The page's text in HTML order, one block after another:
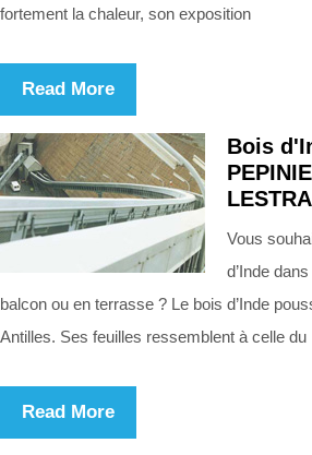
fortement la chaleur, son exposition
Read More
Bois
Vous
d’Inde
balcon ou en terrasse ? Le bois d’Inde
Antilles. Ses feuilles ressemblent à celle du
Read More